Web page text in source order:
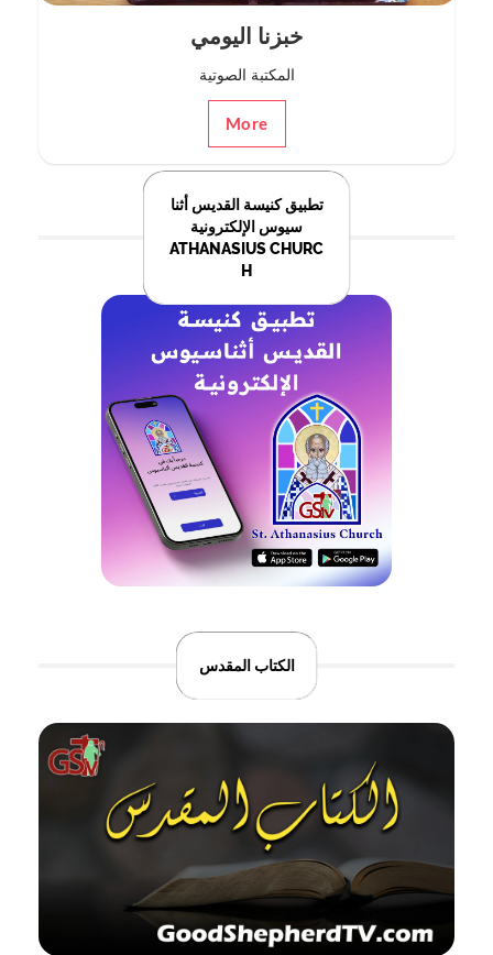
خبزنا اليومي
المكتبة الصوتية
More
تطبيق كنيسة القديس أثنا
سيوس الإلكترونية
ATHANASIUS CHURC
H
الكتاب المقدس